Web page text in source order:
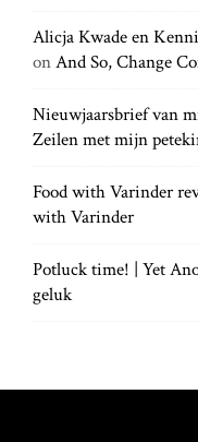
r
:
Alicja Kwade en
onAnd So, Change
Nieuwjaarsbrief van
Zeilen met mijn
Food with Varinder
with Varinder
Potluck time! | Yet
geluk